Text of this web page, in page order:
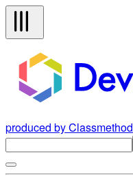
produced by Classmethod